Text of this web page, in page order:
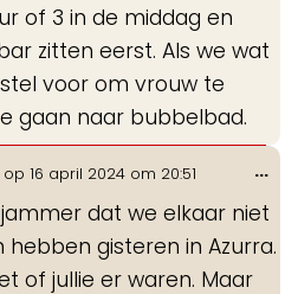
of 3 in de middag en
zitten eerst. Als we wat
voor om vrouw te
gaan naar bubbelbad.
op 16 april 2024 om 20:51
dat we elkaar niet
gisteren in Azurra.
of jullie er waren. Maar
...